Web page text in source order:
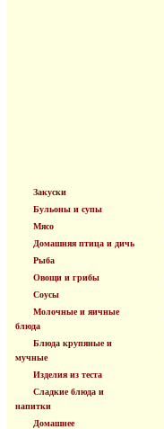
Закуски
Бульоны и супы
Мясо
Домашняя птица и дичь
Рыба
Овощи и грибы
Соусы
Молочные и яичные
блюда
Блюда крупяные и
мучные
Изделия из теста
Сладкие блюда и
напитки
Домашнее